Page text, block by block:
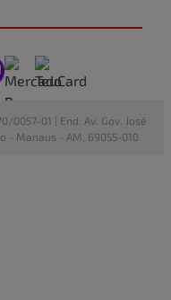
0057-01 | End: Av. Gov. José
- Manaus - AM, 69055-010